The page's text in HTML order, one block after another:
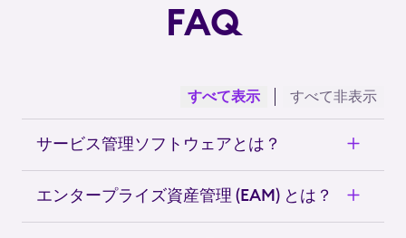
FAQ
すべて表示 すべて非表示
サービス管理ソフトウェアとは？
エンタープライズ資産管理 (EAM) とは？